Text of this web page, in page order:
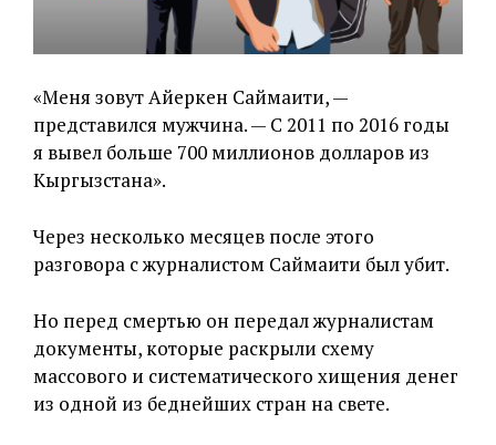
«Меня зовут Айеркен Саймаити, —
представился мужчина. — С 2011 по 2016 годы
я вывел больше 700 миллионов долларов из
Кыргызстана».
Через несколько месяцев после этого
разговора с журналистом Саймаити был убит.
Но перед смертью он передал журналистам
документы, которые раскрыли схему
массового и систематического хищения денег
из одной из беднейших стран на свете.